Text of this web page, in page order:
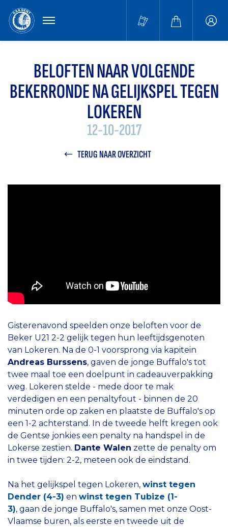
MENU
BELOFTEN NAAR VOLGENDE
BEKERRONDE NA GELIJKSPEL TEGEN
LOKEREN
12-10-2017
TERUG NAAR OVERZICHT
Gisterenavond speelden onze beloften voor de
Beker U21 2-2 gelijk tegen hun leeftijdsgenoten
van Lokeren. Na de 0-1 voorsprong via kapitein
Andreas Burssens, gaven de jonge Buffalo's tot
twee maal toe een doelpunt in cadeauverpakking
weg. Lokeren stelde - mede door te mak
verdedigen en een penaltyfout - binnen de 20
minuten orde op zaken en plaatste de Buffalo's op
een 1-2 achterstand. In de tweede helft kregen ook
de Gentse jonkies een penalty na handspel in de
Lokerse zestien. Dante Walen zette de penalty om
in twee tijden: 2-2, meteen ook de eindstand.
Na het gelijkspel tegen Lokeren, winst tegen
Dender (4-3) en winst tegen Tubize (1-
3), gaan de jonge Buffalo's, samen met onze Oost-
Vlaamse buren, als eerste en tweede uit de